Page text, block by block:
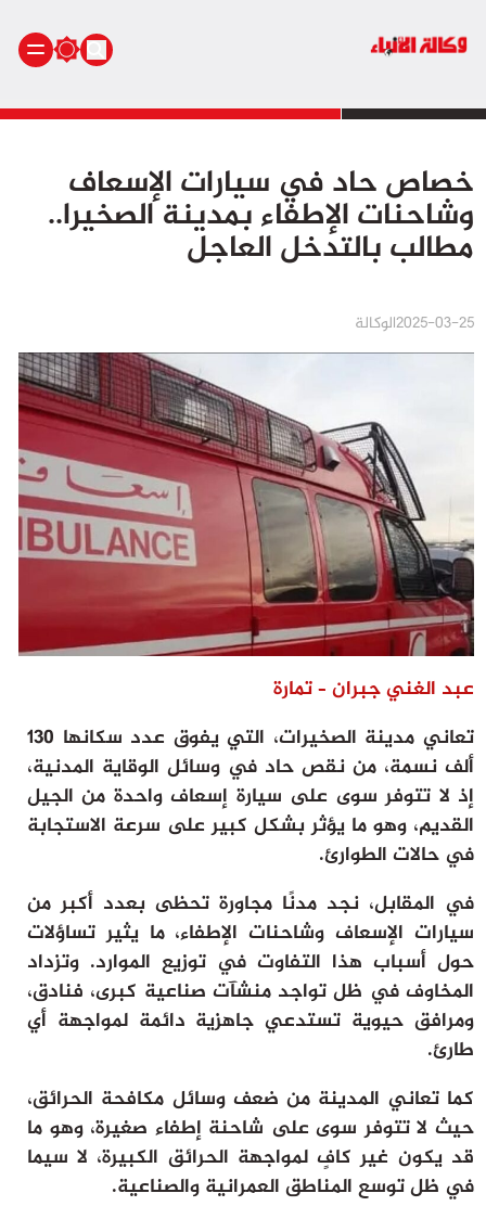
أنشطة ملكية
أنشطة برلمانية
أخبار وطنية
اقتصاد
رياضة
صحة
بيئة
ثقافة وفن
منوعات
أرشيف
خصاص حاد في سيارات الإسعاف
وشاحنات الإطفاء بمدينة الصخيرا..
مطالب بالتدخل العاجل
الوكالة2025-03-25
عبد الغني جبران – تمارة
تعاني مدينة الصخيرات، التي يفوق عدد سكانها 130
ألف نسمة، من نقص حاد في وسائل الوقاية المدنية،
إذ لا تتوفر سوى على سيارة إسعاف واحدة من الجيل
القديم، وهو ما يؤثر بشكل كبير على سرعة الاستجابة
في حالات الطوارئ.
في المقابل، نجد مدنًا مجاورة تحظى بعدد أكبر من
سيارات الإسعاف وشاحنات الإطفاء، ما يثير تساؤلات
حول أسباب هذا التفاوت في توزيع الموارد. وتزداد
المخاوف في ظل تواجد منشآت صناعية كبرى، فنادق،
ومرافق حيوية تستدعي جاهزية دائمة لمواجهة أي
طارئ.
كما تعاني المدينة من ضعف وسائل مكافحة الحرائق،
حيث لا تتوفر سوى على شاحنة إطفاء صغيرة، وهو ما
قد يكون غير كافٍ لمواجهة الحرائق الكبيرة، لا سيما
في ظل توسع المناطق العمرانية والصناعية.